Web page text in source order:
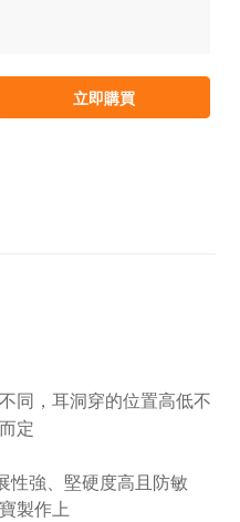
立即購買
同，耳洞穿的位置高低不
定
性強、堅硬度高且防敏
製作上